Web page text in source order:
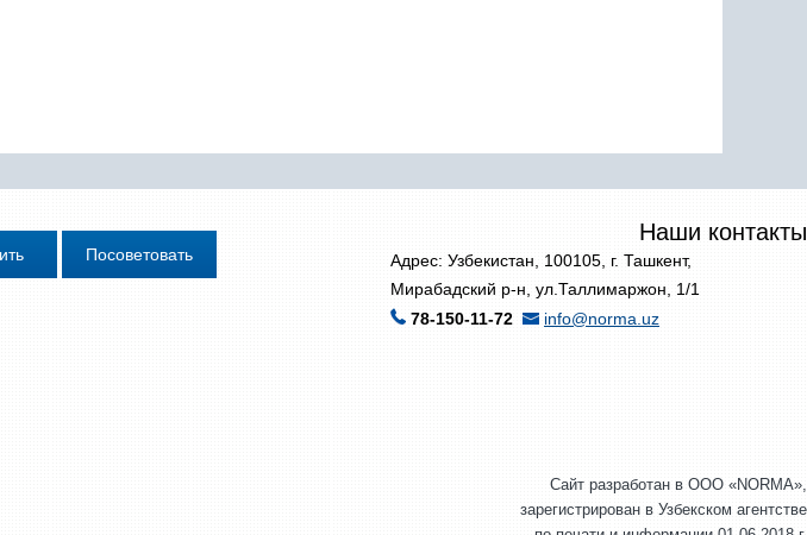
Наши контакты
Адрес: Узбекистан, 100105, г. Ташкент,
Мирабадский р-н, ул.Таллимаржон, 1/1
78-150-11-72
info@norma.uz
Сайт разработан в ООО «NORMA»,
зарегистрирован в Узбекском агентстве